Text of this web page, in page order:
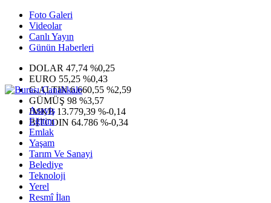
Foto Galeri
Videolar
Canlı Yayın
Günün Haberleri
DOLAR 47,74 %0,25
EURO 55,25 %0,43
G.ALTIN6.660,55 %2,59
GÜMÜŞ 98 %3,57
IMKB 13.779,39 %-0,14
BITCOIN 64.786 %-0,34
Asayiş
Eğitim
Emlak
Yaşam
Tarım Ve Sanayi
Belediye
Teknoloji
Yerel
Resmî İlan